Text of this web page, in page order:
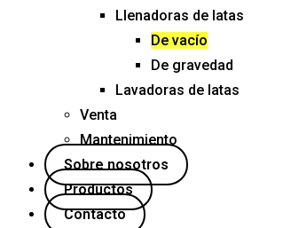
Llenadoras de latas
De vacío
De gravedad
Lavadoras de latas
Venta
Mantenimiento
Sobre nosotros
Productos
Contacto